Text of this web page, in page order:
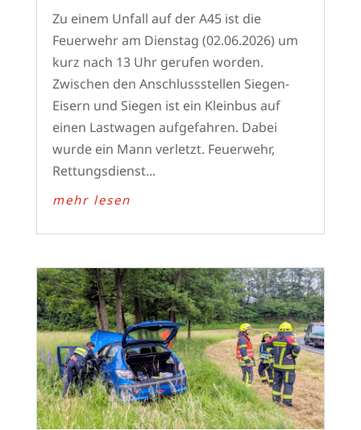
Zu einem Unfall auf der A45 ist die
Feuerwehr am Dienstag (02.06.2026) um
kurz nach 13 Uhr gerufen worden.
Zwischen den Anschlussstellen Siegen-
Eisern und Siegen ist ein Kleinbus auf
einen Lastwagen aufgefahren. Dabei
wurde ein Mann verletzt. Feuerwehr,
Rettungsdienst...
mehr lesen